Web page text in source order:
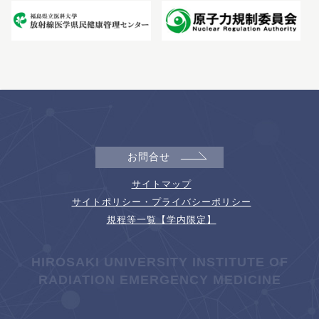
お問合せ
サイトマップ
サイトポリシー・プライバシーポリシー
規程等一覧【学内限定】
HIROSAKI UNIVERSITY INSTITUTE OF
RADIATION EMERGENCY MEDICINE